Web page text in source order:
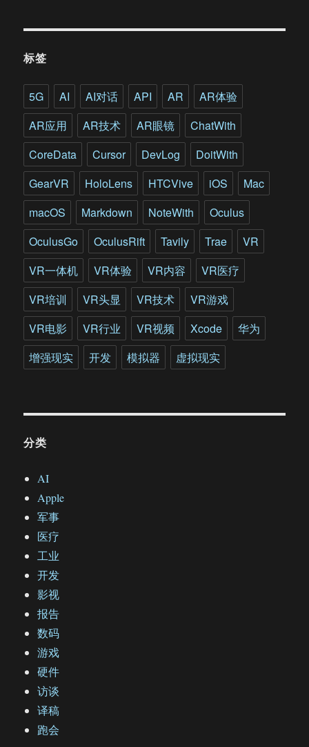
标签
5G AI AI对话 API AR
AR体验
AR应用
AR技术 AR眼镜
ChatWith
CoreData
Cursor DevLog
DoitWith
GearVR
HoloLens HTCVive iOS
Mac
macOS
Markdown NoteWith
Oculus
OculusGo
OculusRift Tavily Trae
VR
VR一体机
VR体验 VR内容
VR医疗
VR培训
VR头显 VR技术
VR游戏
VR电影
VR行业 VR视频 Xcode
华为
增强现实
开发 模拟器 虚拟现实
分类
AI
Apple
军事
医疗
工业
开发
影视
报告
数码
游戏
硬件
访谈
译稿
跑会